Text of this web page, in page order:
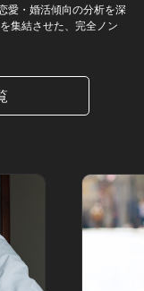
愛・婚活傾向の分析を深
集結させた、完全ノン